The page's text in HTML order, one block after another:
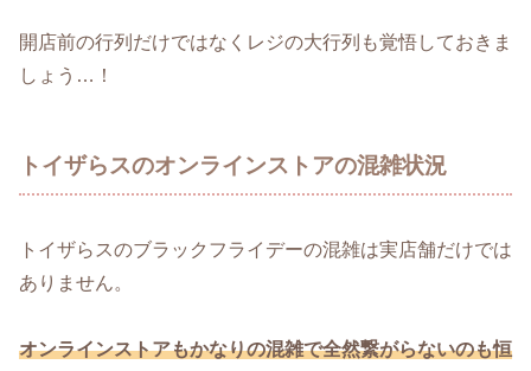
開店前の行列だけではなくレジの大行列も覚悟しておきま
しょう…！
トイザらスのオンラインストアの混雑状況
トイザらスのブラックフライデーの混雑は実店舗だけでは
ありません。
オンラインストアもかなりの混雑で全然繋がらないのも恒